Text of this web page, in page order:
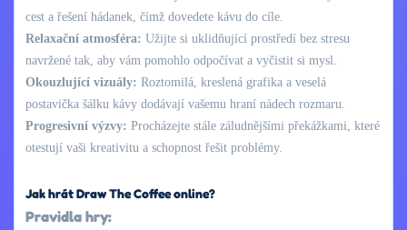
cest a řešení hádanek, čímž dovedete kávu do cíle.
Relaxační atmosféra: Užijte si uklidňující prostředí bez stresu
navržené tak, aby vám pomohlo odpočívat a vyčistit si mysl.
Okouzlující vizuály: Roztomilá, kreslená grafika a veselá
postavička šálku kávy dodávají vašemu hraní nádech rozmaru.
Progresivní výzvy: Procházejte stále záludnějšími překážkami, které
otestují vaši kreativitu a schopnost řešit problémy.
Jak hrát Draw The Coffee online?
Pravidla hry: